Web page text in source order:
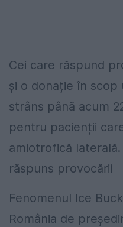
Cei care răspund
și o donație în scop
strâns până acum
pentru pacienții
amiotrofică
răspuns provocării
Fenomenul Ice
România de